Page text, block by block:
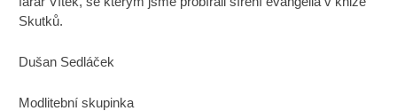
Skutků.
Dušan Sedláček
Modlitební skupinka